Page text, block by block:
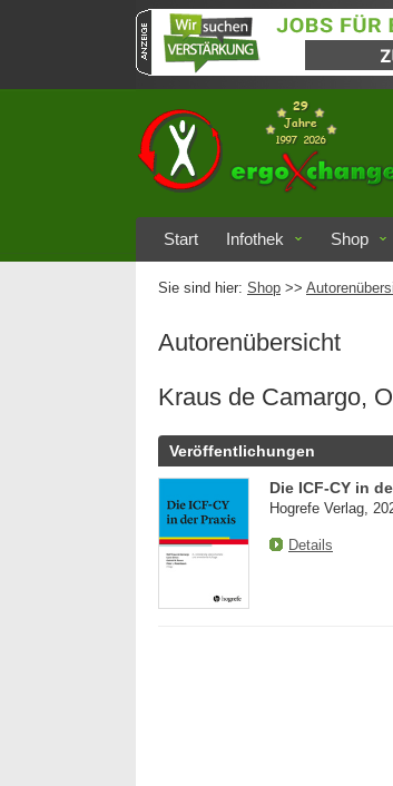
Start Infothek Shop
Sie sind hier: Shop >>
Autorenübersicht
Kraus de Camargo,
Veröffentlichungen
Die ICF-CY in
Hogrefe Verlag,
Details